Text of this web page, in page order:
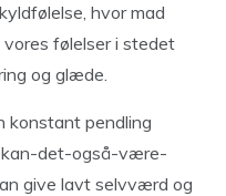
hvor mad
følelser i stedet
og glæde.
konstant pendling
kan-det-også-være-
give lavt selvværd og